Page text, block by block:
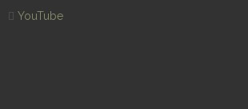
YouTube